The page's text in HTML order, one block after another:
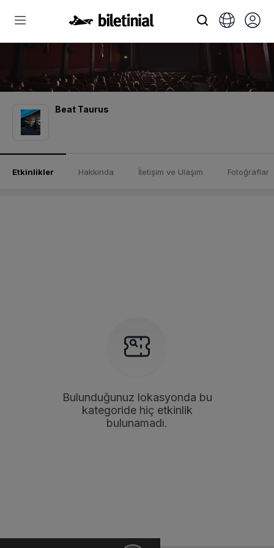
Beat Taurus
Etkinlikler Hakkında İletişim ve Ulaşım Fotoğraflar
Bulunduğunuz lokasyonda bu
kategoride hiç etkinlik
bulunamadı.